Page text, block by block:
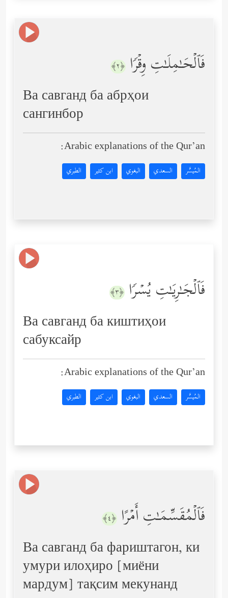
فَٱلۡحَـٰمِلَـٰتِ وِقۡرࣰا ﴿٢﴾
Ва савганд ба абрҳои
сангинбор
Arabic explanations of the Qur’an:
المُيسَّر السعدي البغوي ابن كثير الطبري
فَٱلۡجَـٰرِیَـٰتِ یُسۡرࣰا ﴿٣﴾
Ва савганд ба киштиҳои
сабуксайр
Arabic explanations of the Qur’an:
المُيسَّر السعدي البغوي ابن كثير الطبري
فَٱلۡمُقَسِّمَـٰتِ أَمۡرًا ﴿٤﴾
Ва савганд ба фариштагон, ки
умури илоҳиро [миёни
мардум] тақсим мекунанд